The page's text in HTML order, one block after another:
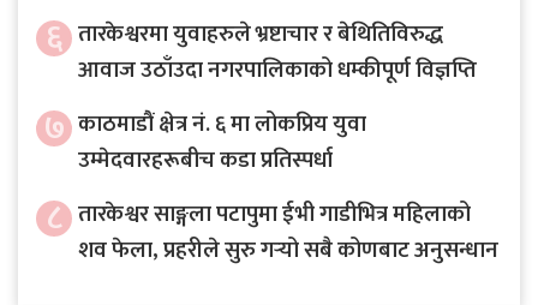
६ तारकेश्वरमा युवाहरुले भ्रष्टाचार र बेथितिविरुद्ध
आवाज उठाँउदा नगरपालिकाको धम्कीपूर्ण विज्ञप्ति
७ काठमाडौं क्षेत्र नं. ६ मा लोकप्रिय युवा
उम्मेदवारहरूबीच कडा प्रतिस्पर्धा
८ तारकेश्वर साङ्गला पटापुमा ईभी गाडीभित्र महिलाको
शव फेला, प्रहरीले सुरु गर्‍यो सबै कोणबाट अनुसन्धान